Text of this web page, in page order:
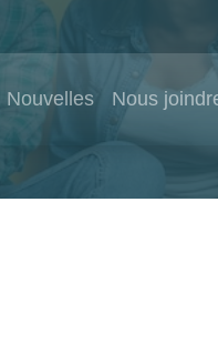
Nouvelles Nous